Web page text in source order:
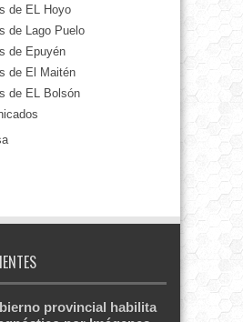
de EL Hoyo
de Lago Puelo
de Epuyén
de El Maitén
de EL Bolsón
provincial habilita